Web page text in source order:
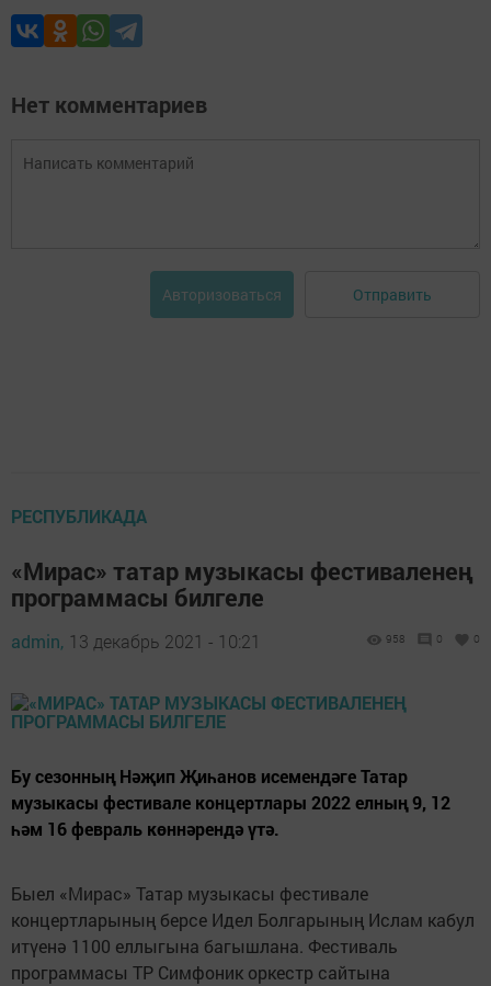
Нет комментариев
Авторизоваться Отправить
РЕСПУБЛИКАДА
«Мирас» татар музыкасы фестиваленең
программасы билгеле
admin, 13 декабрь 2021 - 10:21 958 0 0
Бу сезонның Нәҗип Җиһанов исемендәге Татар
музыкасы фестивале концертлары 2022 елның 9, 12
һәм 16 февраль көннәрендә үтә.
Быел «Мирас» Татар музыкасы фестивале
концертларының берсе Идел Болгарының Ислам кабул
итүенә 1100 еллыгына багышлана. Фестиваль
программасы ТР Симфоник оркестр сайтына